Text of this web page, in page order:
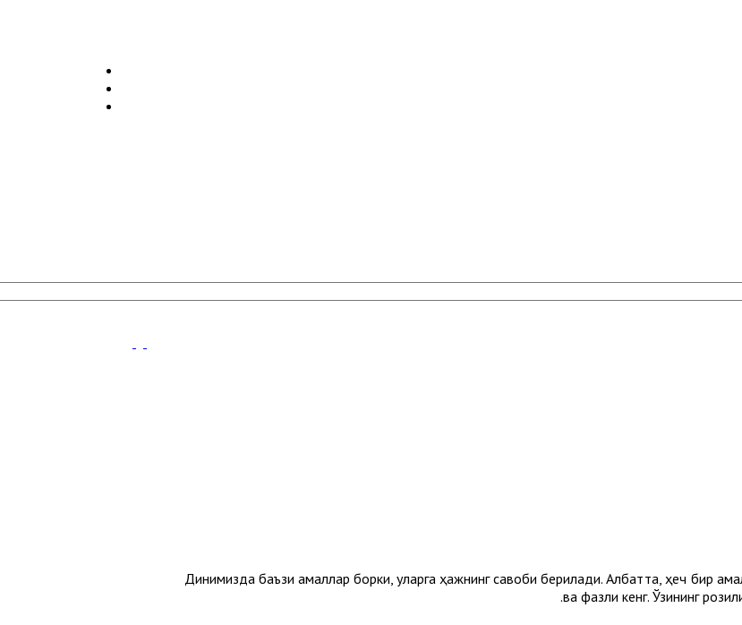
Динимизда баъзи амаллар борки, уларга ҳажнинг савоби берилади. Албатта, ҳеч бир
ва фазли кенг. Ўзининг